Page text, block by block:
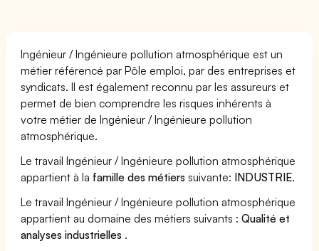
Ingénieur / Ingénieure pollution atmosphérique est un
métier référencé par Pôle emploi, par des entreprises et
syndicats. Il est également reconnu par les assureurs et
permet de bien comprendre les risques inhérents à
votre métier de Ingénieur / Ingénieure pollution
atmosphérique.
Le travail Ingénieur / Ingénieure pollution atmosphérique
appartient à la famille des métiers suivante: INDUSTRIE.
Le travail Ingénieur / Ingénieure pollution atmosphérique
appartient au domaine des métiers suivants :Qualité et
analyses industrielles .